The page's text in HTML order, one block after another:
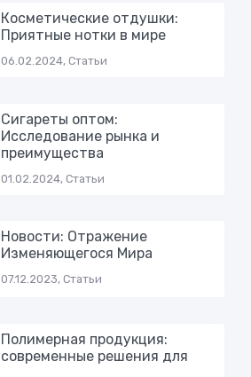
Косметические отдушки:
Приятные нотки в мире
06.02.2024, Статьи
Сигареты оптом:
Исследование рынка и
преимущества
01.02.2024, Статьи
Новости: Отражение
Изменяющегося Мира
07.12.2023, Статьи
Полимерная продукция:
современные решения для